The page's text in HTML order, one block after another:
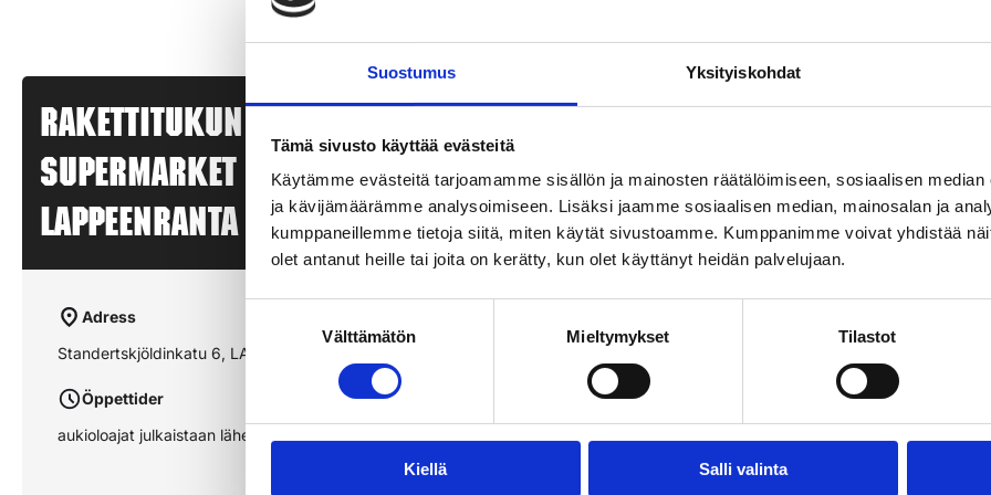
Suostumus Yksityiskohdat
Tämä sivusto käyttää evästeitä
Käytämme evästeitä tarjoamamme sisällön ja mainosten räätälöimiseen, sosiaalisen
ja kävijämäärämme analysoimiseen. Lisäksi jaamme sosiaalisen median, mainosalan ja
kumppaneillemme tietoja siitä, miten käytät sivustoamme. Kumppanimme voivat yhdistää
olet antanut heille tai joita on kerätty, kun olet käyttänyt heidän palvelujaan.
Välttämätön Mieltymykset Tilastot
Kiellä Salli valinta
Rakettitukun myyntipiste – K-
SUPERMARKET LEHMUS –
LAPPEENRANTA
Adress
Standertskjöldinkatu 6, LAPPEENRANTA
Öppettider
aukioloajat julkaistaan lähempänä sesonkia